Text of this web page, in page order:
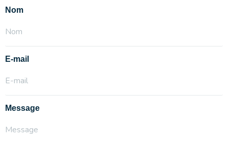
Nom
E-mail
Message